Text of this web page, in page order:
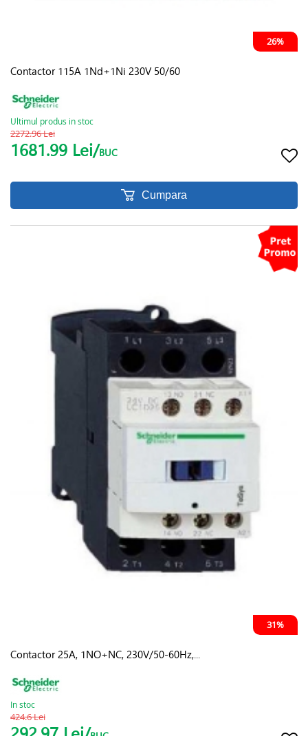
26%
Contactor 115A 1Nd+1Ni 230V 50/60
Ultimul produs in stoc
2272.96 Lei
1681.99 Lei/BUC
Cumpara
31%
Contactor 25A, 1NO+NC, 230V/50-60Hz,...
In stoc
424.6 Lei